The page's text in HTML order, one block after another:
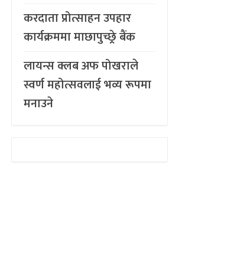
करदाता प्रोत्साहन उपहार
कार्यक्रममा माछापुच्छ्र्रे बैंक
लायन्स क्लब अफ पोखराले
स्वर्ण महोत्सवलाई भव्य रूपमा
मनाउने